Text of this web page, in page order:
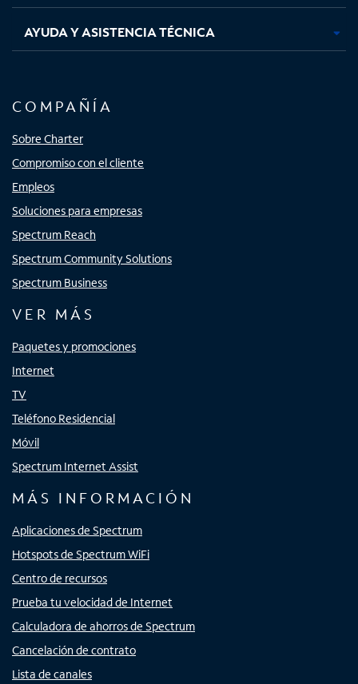
AYUDA Y ASISTENCIA TÉCNICA
COMPAÑÍA
Sobre Charter
Compromiso con el cliente
Empleos
Soluciones para empresas
Spectrum Reach
Spectrum Community Solutions
Spectrum Business
VER MÁS
Paquetes y promociones
Internet
TV
Teléfono Residencial
Móvil
Spectrum Internet Assist
MÁS INFORMACIÓN
Aplicaciones de Spectrum
Hotspots de Spectrum WiFi
Centro de recursos
Prueba tu velocidad de Internet
Calculadora de ahorros de Spectrum
Cancelación de contrato
Lista de canales